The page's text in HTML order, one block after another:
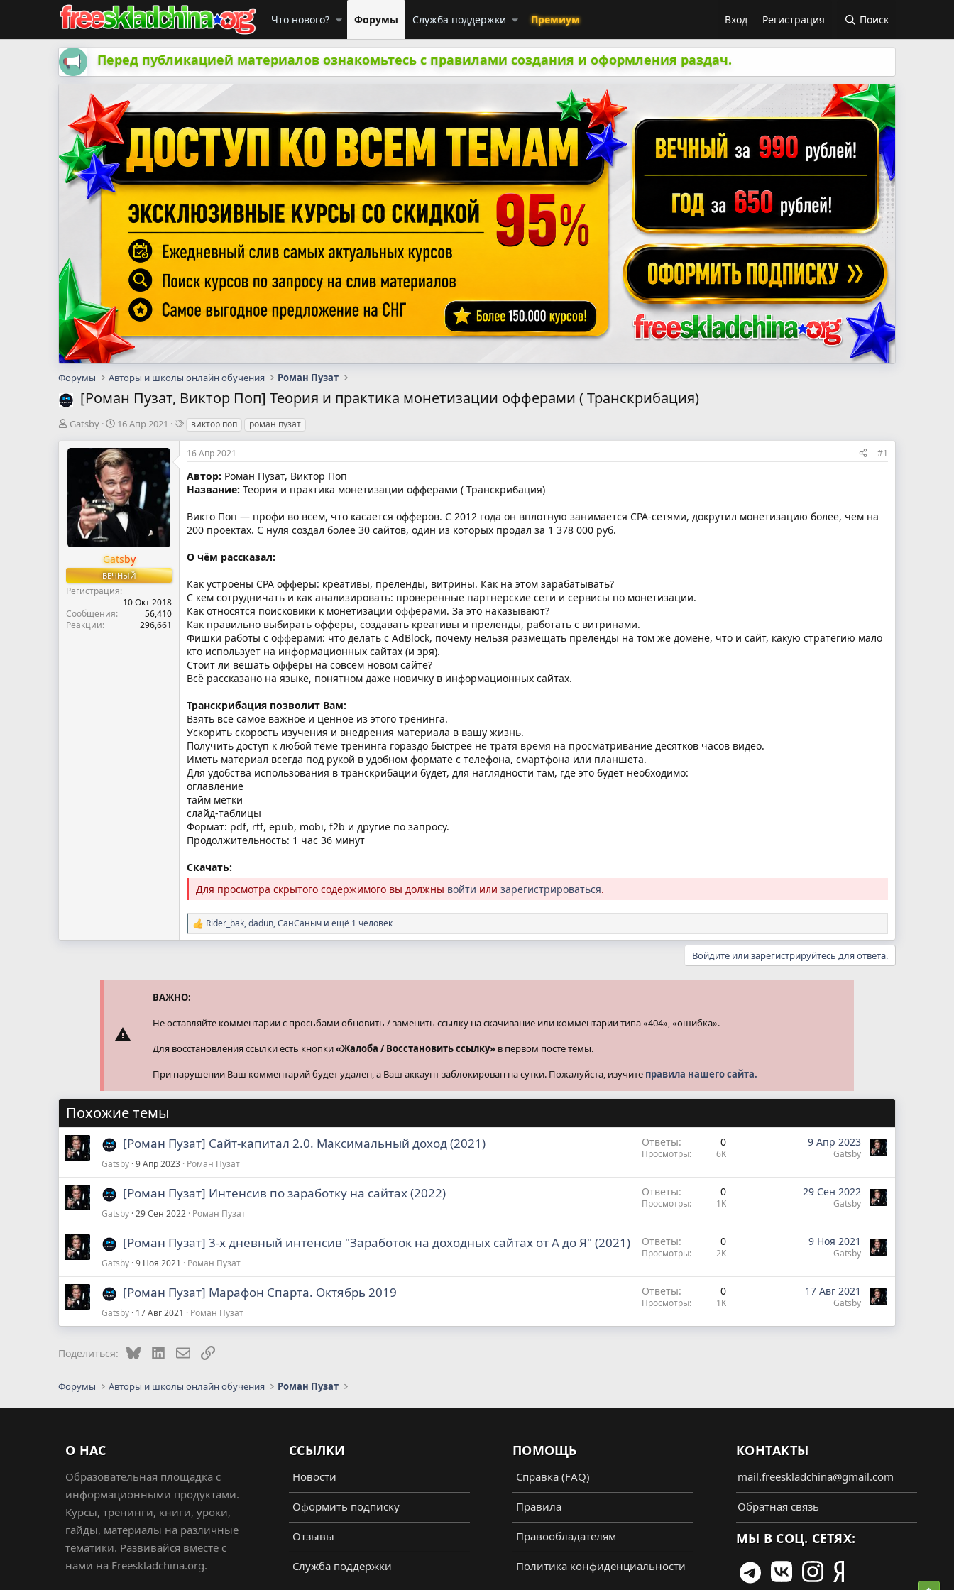
Что нового? Форумы Служба поддержки Премиум Вход Регистрация Поиск
Перед публикацией материалов ознакомьтесь с правилами создания и оформления раздач.
Форумы Авторы и школы онлайн обучения Роман Пузат
[Роман Пузат, Виктор Поп] Теория и практика монетизации офферами ( Транскрибация)
А
т
м
Gatsby
Д
т
а
н
а
ч
а
л
16 Апр 2021
Т
г
и
виктор поп роман пузат
Gatsby
ВЕЧНЫЙ
Регистрация
10 Окт 2018
Сообщения
56,410
Реакции
296,661
16 Апр 2021 #1
Автор: Роман Пузат, Виктор Поп
Название: Теория и практика монетизации офферами ( Транскрибация)
Викто Поп — профи во всем, что касается офферов. С 2012 года он вплотную занимается CPA-сетями, докрутил монетизацию более, чем на
200 проектах. С нуля создал более 30 сайтов, один из которых продал за 1 378 000 руб.
О чём рассказал:
Как устроены CPA офферы: креативы, преленды, витрины. Как на этом зарабатывать?
С кем сотрудничать и как анализировать: проверенные партнерские сети и сервисы по монетизации.
Как относятся поисковики к монетизации офферами. За это наказывают?
Как правильно выбирать офферы, создавать креативы и преленды, работать с витринами.
Фишки работы с офферами: что делать с AdBlock, почему нельзя размещать преленды на том же домене, что и сайт, какую стратегию мало
кто использует на информационных сайтах (и зря).
Стоит ли вешать офферы на совсем новом сайте?
Всё рассказано на языке, понятном даже новичку в информационных сайтах.
Транскрибация позволит Вам:
Взять все самое важное и ценное из этого тренинга.
Ускорить скорость изучения и внедрения материала в вашу жизнь.
Получить доступ к любой теме тренинга гораздо быстрее не тратя время на просматривание десятков часов видео.
Иметь материал всегда под рукой в удобном формате с телефона, смартфона или планшета.
Для удобства использования в транскрибации будет, для наглядности там, где это будет необходимо:
оглавление
тайм метки
слайд-таблицы
Формат: pdf, rtf, epub, mobi, f2b и другие по запросу.
Продолжительность: 1 час 36 минут
Скачать:
Для просмотра скрытого содержимого вы должны войти или зарегистрироваться.
Р
е
и
Rider_bak,dadun,СанСаныч и ещё 1 человек
Войдите или зарегистрируйтесь для ответа.
ВАЖНО:
Не оставляйте комментарии с просьбами обновить / заменить ссылку на скачивание или комментарии типа «404», «ошибка».
Для восстановления ссылки есть кнопки«Жалоба / Восстановить ссылку» в первом посте темы.
При нарушении Ваш комментарий будет удален, а Ваш аккаунт заблокирован на сутки. Пожалуйста, изучите правила нашего сайта.
Похожие темы
[Роман Пузат] Сайт-капитал 2.0. Максимальный доход (2021)
Gatsby 9 Апр 2023 Роман Пузат
Ответы 0
Просмотры 6K
9 Апр 2023
Gatsby
[Роман Пузат] Интенсив по заработку на сайтах (2022)
Gatsby 29 Сен 2022 Роман Пузат
Ответы 0
Просмотры 1K
29 Сен 2022
Gatsby
[Роман Пузат] 3-х дневный интенсив "Заработок на доходных сайтах от А до Я" (2021)
Gatsby 9 Ноя 2021 Роман Пузат
Ответы 0
Просмотры 2K
9 Ноя 2021
Gatsby
[Роман Пузат] Марафон Спарта. Октябрь 2019
Gatsby 17 Авг 2021 Роман Пузат
Ответы 0
Просмотры 1K
17 Авг 2021
Gatsby
Поделиться: BlueskyLinkedInЭлектронная почта
Ссылка
Форумы Авторы и школы онлайн обучения Роман Пузат
О НАС
Образовательная площадка с
информационными продуктами.
Курсы, тренинги, книги, уроки,
гайды, материалы на различные
тематики. Развивайся вместе с
нами на Freeskladchina.org.
ССЫЛКИ
Новости
Оформить подписку
Отзывы
Служба поддержки
ПОМОЩЬ
Справка (FAQ)
Правила
Правообладателям
Политика конфиденциальности
КОНТАКТЫ
mail.freeskladchina@gmail.com
Обратная связь
МЫ В СОЦ. СЕТЯХ: